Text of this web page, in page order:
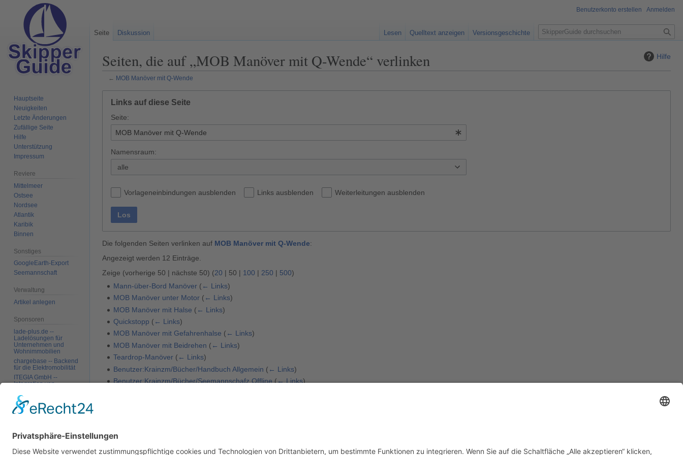
Hilfe
Seiten, die auf „MOB Manöver mit Q-Wende“ verlinken
← MOB Manöver mit Q-Wende
Navigation
springen
Suche
springen
Links auf diese Seite
Seite:
Namensraum:
alle
Vorlageneinbindungen ausblenden Links ausblenden Weiterleitungen ausblenden
Los
Die folgenden Seiten verlinken auf MOB Manöver mit Q-Wende:
Angezeigt werden 12 Einträge.
Zeige (vorherige 50 | nächste 50) (20 | 50 | 100 | 250 | 500)
Mann-über-Bord Manöver ( ← Links)
MOB Manöver unter Motor ( ← Links)
MOB Manöver mit Halse ( ← Links)
Quickstopp ( ← Links)
MOB Manöver mit Gefahrenhalse ( ← Links)
MOB Manöver mit Beidrehen ( ← Links)
Teardrop-Manöver ( ← Links)
Benutzer:Krainzm/Bücher/Handbuch Allgemein ( ← Links)
Benutzer:Krainzm/Bücher/Seemannschafz Offline ( ← Links)
Benutzerkonto erstellen Anmelden
Seite Diskussion Lesen Quelltext anzeigen Versionsgeschichte
S
u
e
Hauptseite
Neuigkeiten
Letzte Änderungen
Zufällige Seite
Hilfe
Unterstützung
Impressum
Reviere
Mittelmeer
Ostsee
Nordsee
Atlantik
Karibik
Binnen
Sonstiges
GoogleEarth-Export
Seemannschaft
Verwaltung
Artikel anlegen
Sponsoren
lade-plus.de --
Ladelösungen für
Unternehmen und
Wohnimmobilien
chargebase -- Backend
für die Elektromobilität
ITEGIA GmbH --
Integration von
individuelle
Softwarelösungen
Spezialseiten
Druckversion